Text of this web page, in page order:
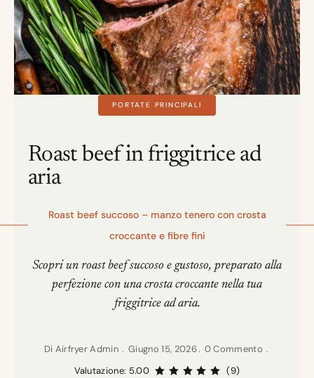
PORTATE PRINCIPALI
Roast beef in friggitrice ad
aria
Roast beef succoso – manzo tenero con crosta
croccante e fibre fini
Scopri un roast beef succoso e gustoso, preparato alla
perfezione con una crosta croccante nella tua
friggitrice ad aria.
Di Airfryer Admin Giugno 15, 2026
0 Commento
Valutazione: 5.00
(9)